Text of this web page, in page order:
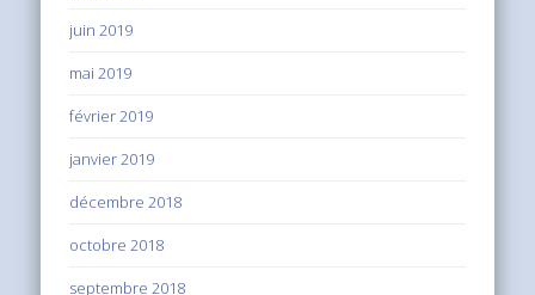
juin 2019
mai 2019
février 2019
janvier 2019
décembre 2018
octobre 2018
septembre 2018